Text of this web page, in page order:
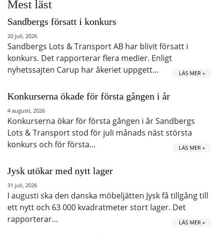
Mest läst
Sandbergs försatt i konkurs
20 juli, 2026
Sandbergs Lots & Transport AB har blivit försatt i
konkurs. Det rapporterar flera medier. Enligt
nyhetssajten Carup har åkeriet uppgett…
LÄS MER »
Konkurserna ökade för första gången i år
4 augusti, 2026
Konkurserna ökar för första gången i år Sandbergs
Lots & Transport stod för juli månads näst största
konkurs och för första…
LÄS MER »
Jysk utökar med nytt lager
31 juli, 2026
I augusti ska den danska möbeljätten Jysk få tillgång till
ett nytt och 63 000 kvadratmeter stort lager. Det
rapporterar…
LÄS MER »